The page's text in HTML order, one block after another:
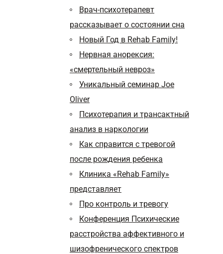
Врач-психотерапевт
рассказывает о состоянии сна
Новый Год в Rehab Family!
Нервная анорексия:
«смертельный невроз»
Уникальный семинар Joe
Oliver
Психотерапия и трансактный
анализ в наркологии
Как справится с тревогой
после рождения ребенка
Клиника «Rehab Family»
представляет
Про контроль и тревогу
Конференция Психические
расстройства аффективного и
шизофренического спектров